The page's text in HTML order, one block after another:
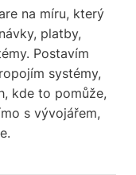
na míru, který
platby,
Postavím
systémy,
kde to pomůže,
s vývojářem,